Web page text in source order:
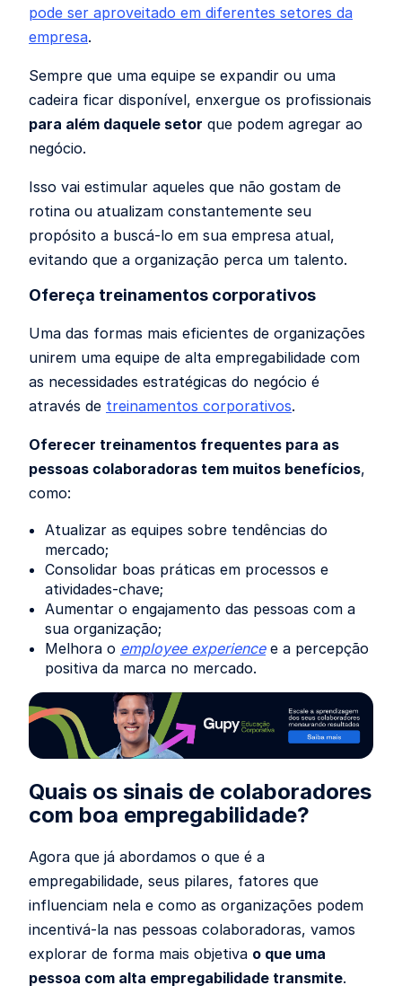
pode ser aproveitado em diferentes setores da
empresa.
Sempre que uma equipe se expandir ou uma
cadeira ficar disponível, enxergue os profissionais
para além daquele setor que podem agregar ao
negócio.
Isso vai estimular aqueles que não gostam de
rotina ou atualizam constantemente seu
propósito a buscá-lo em sua empresa atual,
evitando que a organização perca um talento.
Ofereça treinamentos corporativos
Uma das formas mais eficientes de organizações
unirem uma equipe de alta empregabilidade com
as necessidades estratégicas do negócio é
através de treinamentos corporativos.
Oferecer treinamentos frequentes para as
pessoas colaboradoras tem muitos benefícios,
como:
Atualizar as equipes sobre tendências do
mercado;
Consolidar boas práticas em processos e
atividades-chave;
Aumentar o engajamento das pessoas com a
sua organização;
Melhora o employee experiencee a percepção
positiva da marca no mercado.
Quais os sinais de colaboradores
com boa empregabilidade?
Agora que já abordamos o que é a
empregabilidade, seus pilares, fatores que
influenciam nela e como as organizações podem
incentivá-la nas pessoas colaboradoras, vamos
explorar de forma mais objetiva o que uma
pessoa com alta empregabilidade transmite.